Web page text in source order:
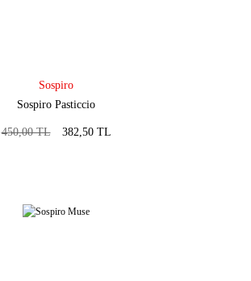
Sospiro
Sospiro Pasticcio
450,00 TL 382,50 TL